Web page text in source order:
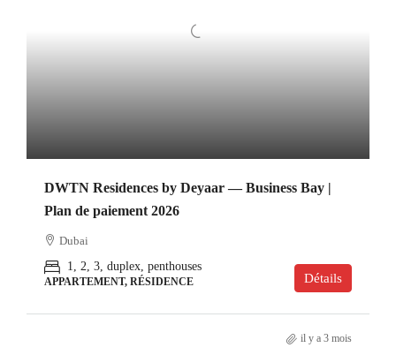
DWTN Residences by Deyaar — Business Bay |
Plan de paiement 2026
Dubai
1, 2, 3, duplex, penthouses
APPARTEMENT, RÉSIDENCE Détails
il y a 3 mois